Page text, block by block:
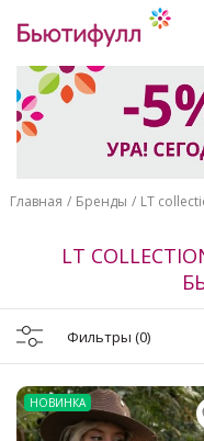
Главная Бренды LT
LT
Фильтры (0)
НОВИНКА